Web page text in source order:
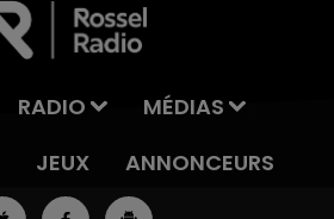
RADIO
MÉDIAS
JEUX ANNONCEURS